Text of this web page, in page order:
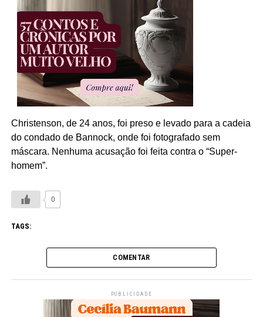
Christenson, de 24 anos, foi preso e levado para a cadeia
do condado de Bannock, onde foi fotografado sem
máscara. Nenhuma acusação foi feita contra o “Super-
homem”.
0
TAGS:
COMENTAR
PUBLICIDADE